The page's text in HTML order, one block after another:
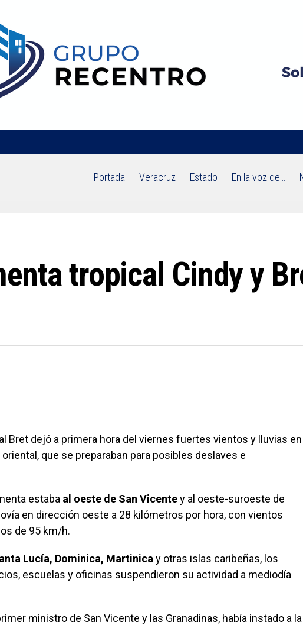
Portada Veracruz Estado En la voz de…
tropical Cindy y
Bret dejó a primera hora del viernes fuertes vientos y lluvias en
oriental, que se preparaban para posibles deslaves e
estaba al oeste de San Vicentey al oeste-suroeste de
en dirección oeste a 28 kilómetros por hora, con vientos
de 95 km/h.
Lucía, Dominica, Martinica y otras islas caribeñas, los
escuelas y oficinas suspendieron su actividad a mediodía
ministro de San Vicente y las Granadinas, había instado a la